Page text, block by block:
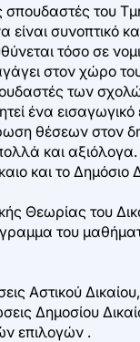
του
συνοπτικό
τόσο σε
στον χώρο
των
ένα εισαγωγικό
θέσεων στον
και
και το
Θεωρίας του
του
Αστικού Δικαίου,
Δημοσίου
επιλογών .